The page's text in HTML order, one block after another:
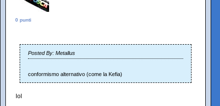
0 punti
Posted By: Metallus
conformismo alternativo (come la Kefia)
lol